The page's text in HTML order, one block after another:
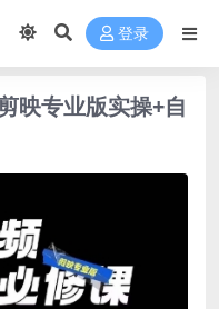
登录
映专业版实操+自